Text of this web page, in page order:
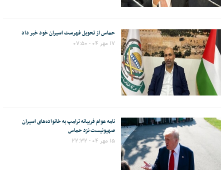
حماس از تحویل فهرست اسیران خود خبر داد
۱۷ مهر ۰۴ - ۰۷:۵۰
نامه عوام فریبانه ترامپ به خانواده‌های اسیران
صهیونیست نزد حماس
۱۵ مهر ۰۴ - ۲۲:۳۲